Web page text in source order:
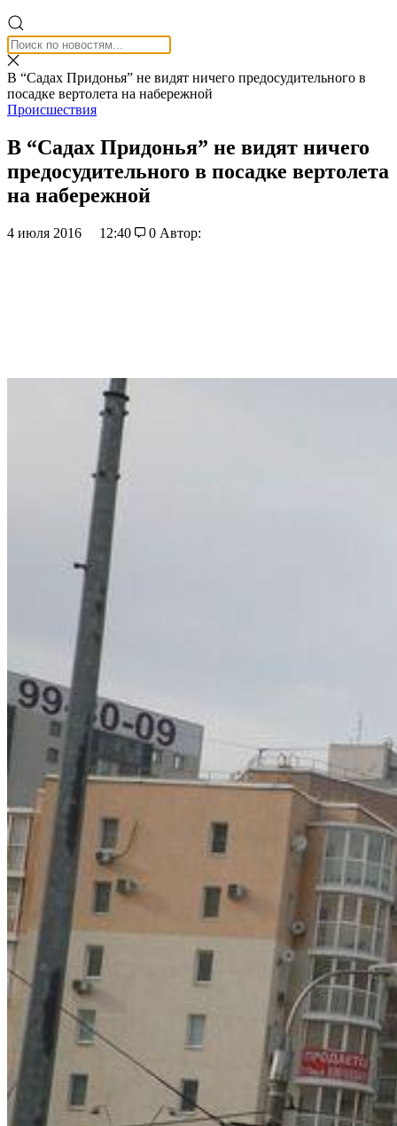
В “Садах Придонья” не видят ничего предосудительного в
посадке вертолета на набережной
Происшествия
В “Садах Придонья” не видят ничего
предосудительного в посадке вертолета
на набережной
4 июля 2016 12:40 0 Автор: